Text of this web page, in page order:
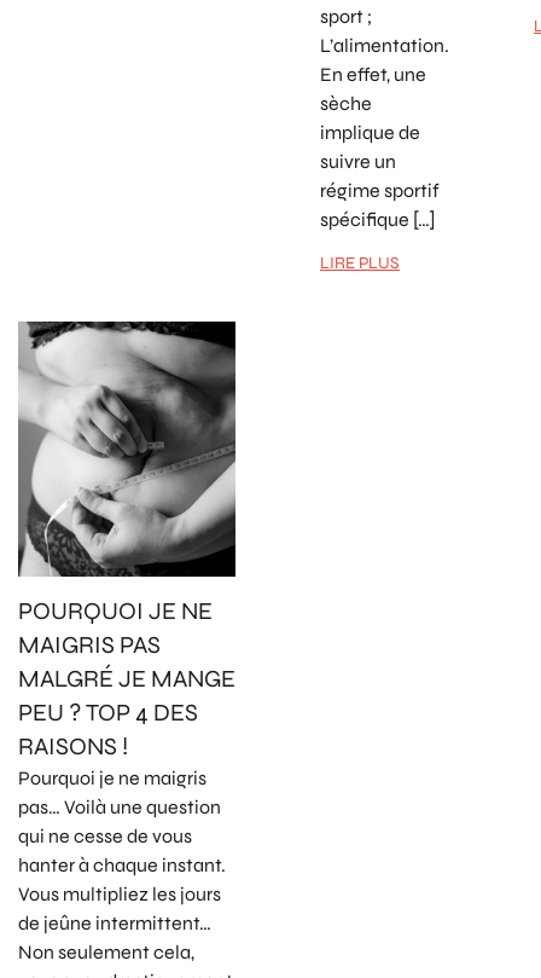
sport ;
L’alimentation.
En effet, une
sèche
implique de
suivre un
régime sportif
spécifique […]
LIRE PLUS
POURQUOI JE NE
MAIGRIS PAS
MALGRÉ JE MANGE
PEU ? TOP 4 DES
RAISONS !
Pourquoi je ne maigris
pas… Voilà une question
qui ne cesse de vous
hanter à chaque instant.
Vous multipliez les jours
de jeûne intermittent…
Non seulement cela,